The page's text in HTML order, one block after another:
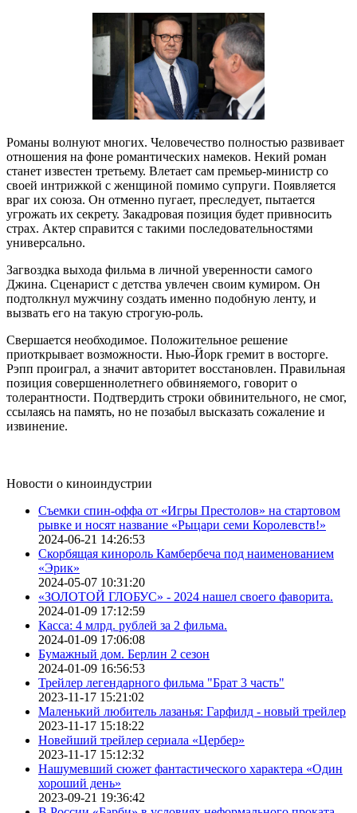
Романы волнуют многих. Человечество полностью развивает
отношения на фоне романтических намеков. Некий роман
станет известен третьему. Влетает сам премьер-министр со
своей интрижкой с женщиной помимо супруги. Появляется
враг их союза. Он отменно пугает, преследует, пытается
угрожать их секрету. Закадровая позиция будет привносить
страх. Актер справится с такими последовательностями
универсально.
Загвоздка выхода фильма в личной уверенности самого
Джина. Сценарист с детства увлечен своим кумиром. Он
подтолкнул мужчину создать именно подобную ленту, и
вызвать его на такую строгую-роль.
Свершается необходимое. Положительное решение
приоткрывает возможности. Нью-Йорк гремит в восторге.
Рэпп проиграл, а значит авторитет восстановлен. Правильная
позиция совершеннолетнего обвиняемого, говорит о
толерантности. Подтвердить строки обвинительного, не смог,
ссылаясь на память, но не позабыл высказать сожаление и
извинение.
Новости о киноиндустрии
Съемки спин-оффа от «Игры Престолов» на стартовом
рывке и носят название «Рыцари семи Королевств!»
2024-06-21 14:26:53
Скорбящая кинороль Камбербеча под наименованием
«Эрик»
2024-05-07 10:31:20
«ЗОЛОТОЙ ГЛОБУС» - 2024 нашел своего фаворита.
2024-01-09 17:12:59
Касса: 4 млрд. рублей за 2 фильма.
2024-01-09 17:06:08
Бумажный дом. Берлин 2 сезон
2024-01-09 16:56:53
Трейлер легендарного фильма "Брат 3 часть"
2023-11-17 15:21:02
Маленький любитель лазанья: Гарфилд - новый трейлер
2023-11-17 15:18:22
Новейший трейлер сериала «Цербер»
2023-11-17 15:12:32
Нашумевший сюжет фантастического характера «Один
хороший день»
2023-09-21 19:36:42